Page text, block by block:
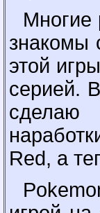
Многие
знакомы
этой
серией.
сделаю
Red, а